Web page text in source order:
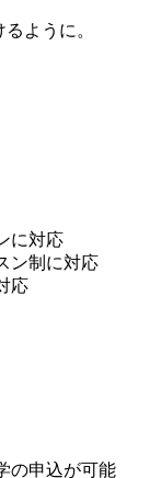
ように。